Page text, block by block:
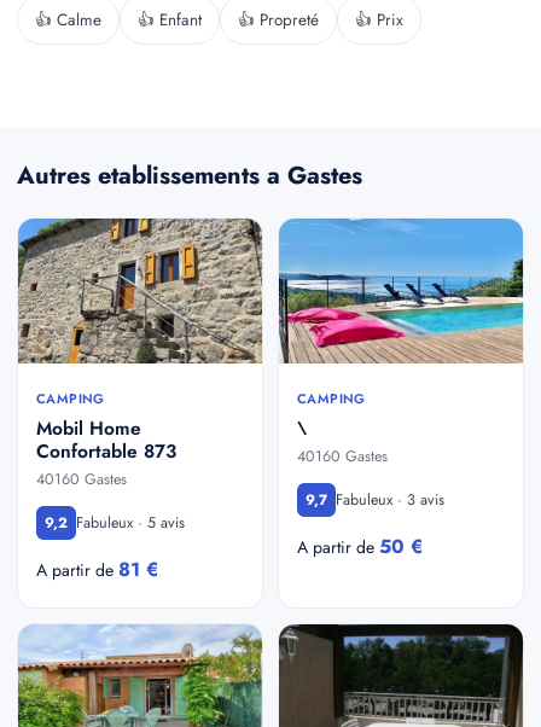
👍 Calme 👍 Enfant 👍 Propreté 👍 Prix
Autres etablissements a Gastes
CAMPING
Mobil Home
Confortable 873
40160 Gastes
9,2 Fabuleux · 5 avis
A partir de 81 €
CAMPING
\
40160 Gastes
9,7 Fabuleux · 3 avis
A partir de 50 €